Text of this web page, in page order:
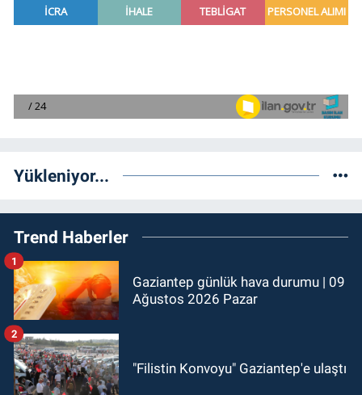
Yükleniyor...
Trend Haberler
Gaziantep günlük hava durumu | 09
Ağustos 2026 Pazar
1
"Filistin Konvoyu" Gaziantep'e ulaştı
2